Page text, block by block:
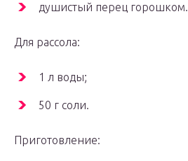
душистый перец горошком.
Для рассола:
1 л воды;
50 г соли.
Приготовление: